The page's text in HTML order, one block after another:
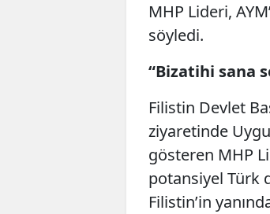
MHP Lideri,
söyledi.
“Bizatihi sana
Filistin Devlet
ziyaretinde
gösteren MHP
potansiyel Türk
Filistin’in